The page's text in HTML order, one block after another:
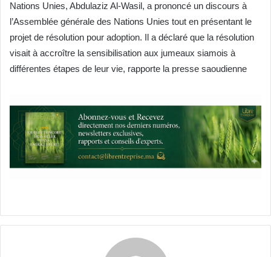
Nations Unies, Abdulaziz Al-Wasil, a prononcé un discours à
l’Assemblée générale des Nations Unies tout en présentant le
projet de résolution pour adoption. Il a déclaré que la résolution
visait à accroître la sensibilisation aux jumeaux siamois à
différentes étapes de leur vie, rapporte la presse saoudienne